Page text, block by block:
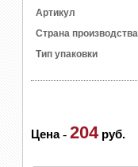
Артикул
Страна производства
Тип упаковки
Цена- 204 руб.